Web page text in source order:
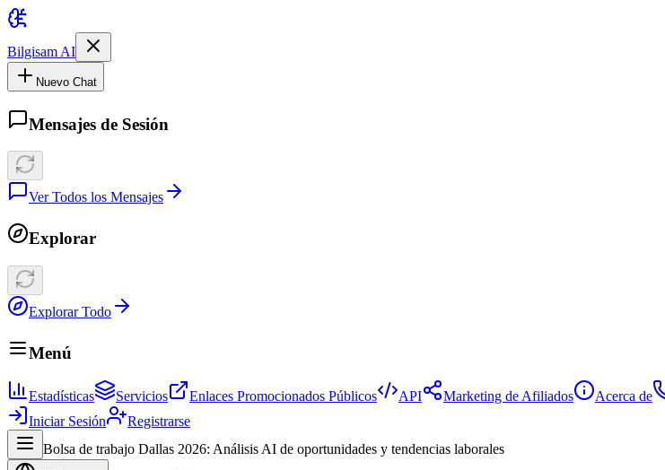
Bilgisam AI
Nuevo Chat
Mensajes de Sesión
Ver Todos los Mensajes
Explorar
Explorar Todo
Menú
Estadísticas Servicios Enlaces Promocionados Públicos API Marketing de Afiliados Acerca de
Iniciar Sesión
Registrarse
Bolsa de trabajo Dallas 2026: Análisis AI de oportunidades y tendencias laborales